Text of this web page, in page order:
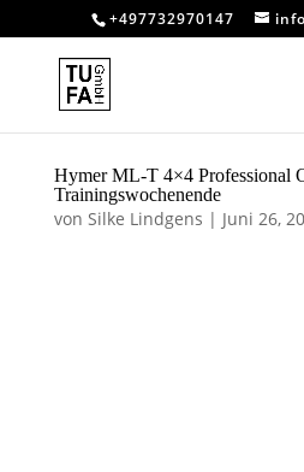
+497732970147
Hymer ML-T 4×4 Professional
Trainingswochenende
von Silke Lindgens | Juni 26,